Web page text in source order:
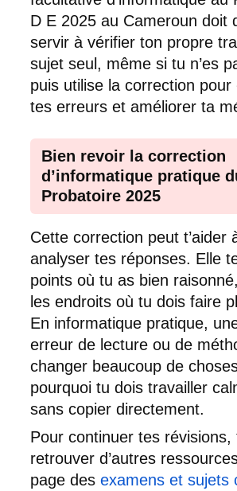
D E 2025 au Cameroun doit
servir à vérifier ton propre
sujet seul, même si tu n’es
puis utilise la correction
tes erreurs et améliorer ta
Bien revoir la correction
d’informatique pratique
Probatoire 2025
Cette correction peut t’aider
analyser tes réponses. Elle
points où tu as bien
les endroits où tu dois faire
En informatique pratique,
erreur de lecture ou de
changer beaucoup de
pourquoi tu dois travailler
sans copier directement.
Pour continuer tes révisions,
retrouver d’autres
page des examens et sujets